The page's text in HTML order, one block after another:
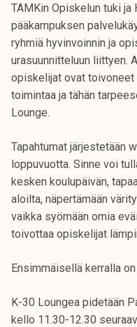
TAMKin Opiskelun tuki
pääkampuksen
ryhmiä hyvinvoinnin ja
urasuunnitteluun liittyen.
opiskelijat ovat
toimintaa ja tähän
Lounge.
Tapahtumat järjestetään
loppuvuotta. Sinne voi
kesken koulupäivän,
aloilta, näpertämään
vaikka syömään omia
toivottaa opiskelijat
Ensimmäisellä kerralla
K-30 Loungea pidetään
kello 11.30-12.30